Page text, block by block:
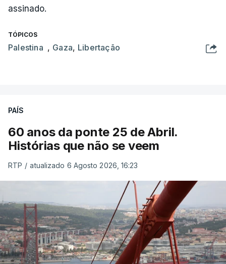
assinado.
TÓPICOS
Palestina , Gaza, Libertação
PAÍS
60 anos da ponte 25 de Abril.
Histórias que não se veem
RTP / atualizado 6 Agosto 2026, 16:23